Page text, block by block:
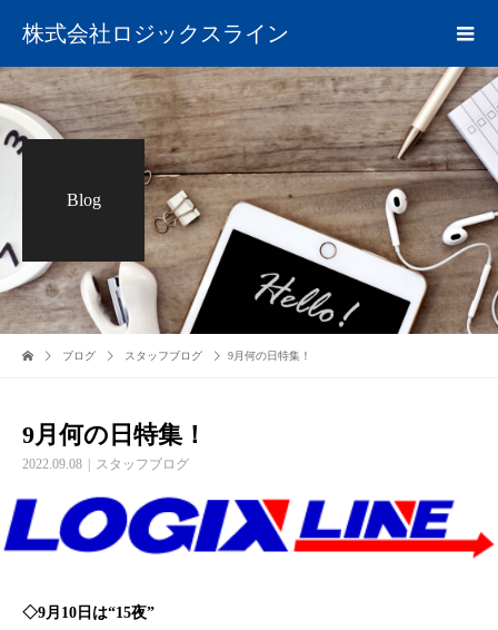
株式会社ロジックスライン
Blog
ブログ スタッフブログ 9月何の日特集！
9月何の日特集！
2022.09.08 スタッフブログ
◇9月10日は“15夜”